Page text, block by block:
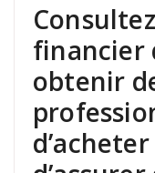
financier
obtenir